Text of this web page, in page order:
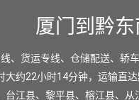
厦门到黔
、货运专线、仓储配送、轿
大约22小时14分钟，运输直达
台江县、 黎平县、 榕江县、 从